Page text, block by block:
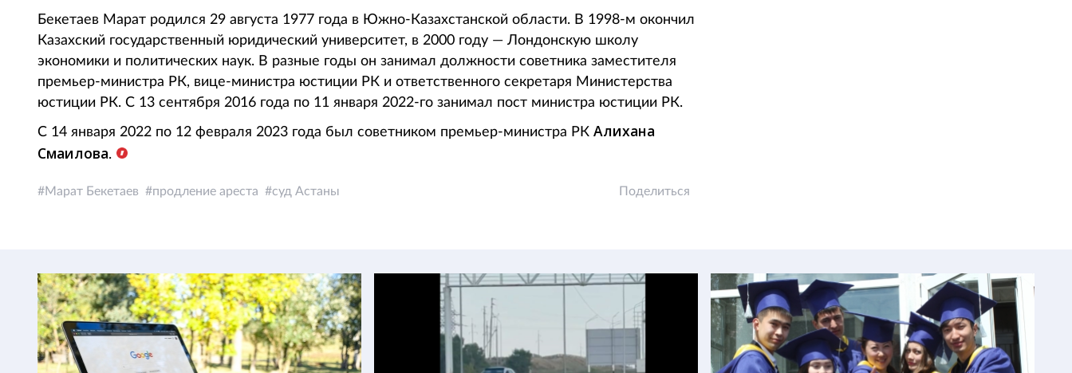
Бекетаев Марат родился 29 августа 1977 года в Южно-Казахстанской области. В 1998-м окончил
Казахский государственный юридический университет, в 2000 году — Лондонскую школу
экономики и политических наук. В разные годы он занимал должности советника заместителя
премьер-министра РК, вице-министра юстиции РК и ответственного секретаря Министерства
юстиции РК. С 13 сентября 2016 года по 11 января 2022-го занимал пост министра юстиции РК.
С 14 января 2022 по 12 февраля 2023 года был советником премьер-министра РК Алихана
Смаилова.
Марат Бекетаев продление ареста суд Астаны Поделиться